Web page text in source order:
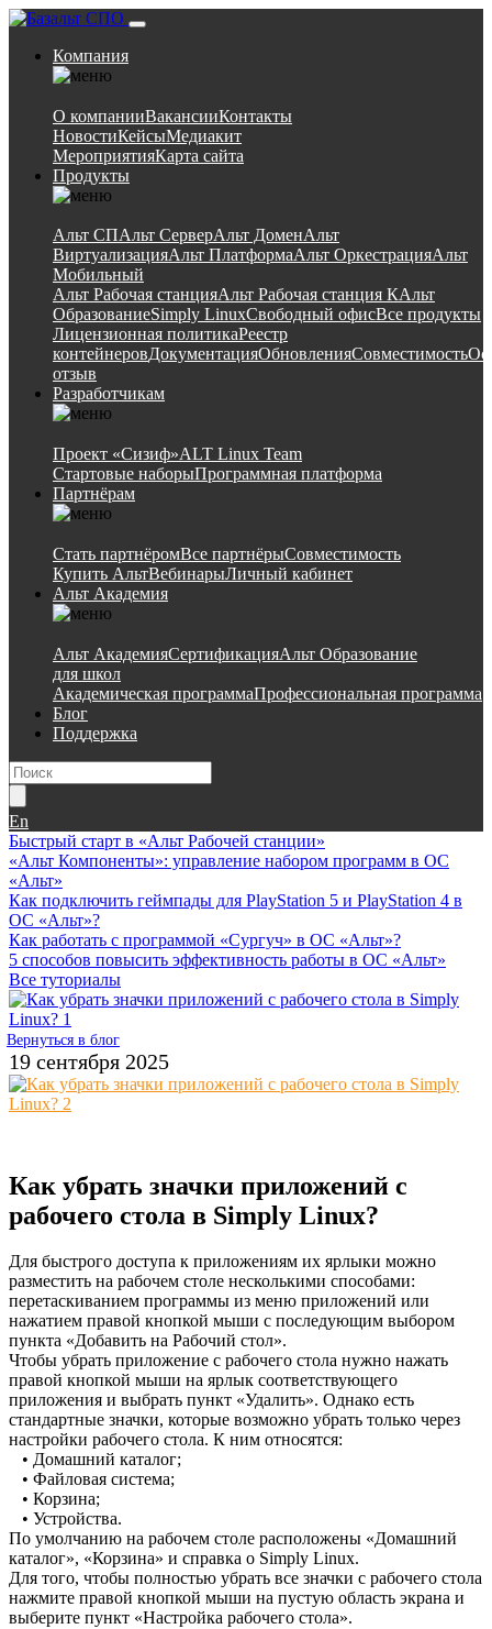
Компания
О компанииВакансииКонтакты
НовостиКейсыМедиакит
МероприятияКарта сайта
Продукты
Альт СПАльт СерверАльт ДоменАльт
ВиртуализацияАльт ПлатформаАльт ОркестрацияАльт
Мобильный
Альт Рабочая станцияАльт Рабочая станция КАльт
ОбразованиеSimply LinuxСвободный офисВсе продукты
Лицензионная политикаРеестр
контейнеровДокументацияОбновленияСовместимость
отзыв
Разработчикам
Проект «Сизиф»ALT Linux Team
Стартовые наборыПрограммная платформа
Партнёрам
Стать партнёромВсе партнёрыСовместимость
Купить АльтВебинарыЛичный кабинет
Альт Академия
Альт АкадемияСертификацияАльт Образование
для школ
Академическая программаПрофессиональная программа
Блог
Поддержка
En
Быстрый старт в «Альт Рабочей станции»
«Альт Компоненты»: управление набором программ в ОС
«Альт»
Как подключить геймпады для PlayStation 5 и PlayStation 4 в
ОС «Альт»?
Как работать с программой «Сургуч» в ОС «Альт»?
5 способов повысить эффективность работы в ОС «Альт»
Все туториалы
Вернуться в блог
19 сентября 2025
Как убрать значки приложений с
рабочего стола в Simply Linux?
Для быстрого доступа к приложениям их ярлыки можно
разместить на рабочем столе несколькими способами:
перетаскиванием программы из меню приложений или
нажатием правой кнопкой мыши с последующим выбором
пункта «Добавить на Рабочий стол».
Чтобы убрать приложение с рабочего стола нужно нажать
правой кнопкой мыши на ярлык соответствующего
приложения и выбрать пункт «Удалить». Однако есть
стандартные значки, которые возможно убрать только через
настройки рабочего стола. К ним относятся:
• Домашний каталог;
• Файловая система;
• Корзина;
• Устройства.
По умолчанию на рабочем столе расположены «Домашний
каталог», «Корзина» и справка о Simply Linux.
Для того, чтобы полностью убрать все значки с рабочего стола
нажмите правой кнопкой мыши на пустую область экрана и
выберите пункт «Настройка рабочего стола».